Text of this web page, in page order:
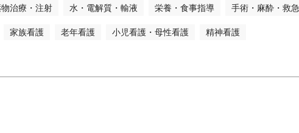
治療・注射 水・電解質・輸液 栄養・食事指導 手術・麻酔・救急
家族看護 老年看護 小児看護・母性看護 精神看護